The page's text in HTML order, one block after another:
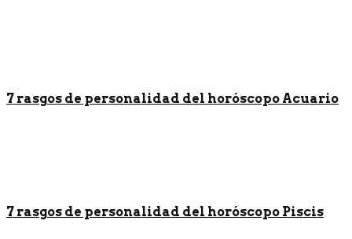
7 rasgos de personalidad del horóscopo Acuario
7 rasgos de personalidad del horóscopo Piscis